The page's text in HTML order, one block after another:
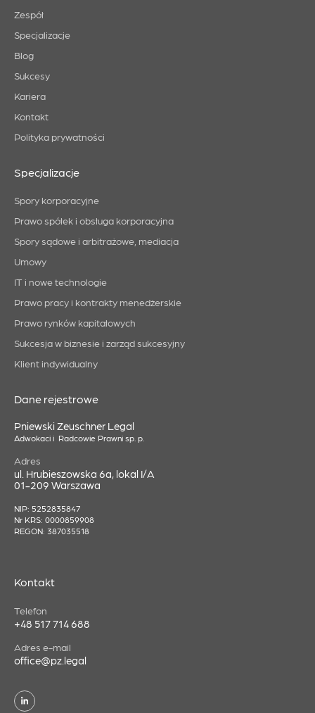
Zespół
Specjalizacje
Blog
Sukcesy
Kariera
Kontakt
Polityka prywatności
Specjalizacje
Spory korporacyjne
Prawo spółek i obsługa korporacyjna
Spory sądowe i arbitrażowe, mediacja
Umowy
IT i nowe technologie
Prawo pracy i kontrakty menedżerskie
Prawo rynków kapitałowych
Sukcesja w biznesie i zarząd sukcesyjny
Klient indywidualny
Dane rejestrowe
Pniewski Zeuschner Legal
Adwokaci i Radcowie Prawni sp. p.
Adres
ul. Hrubieszowska 6a, lokal I/A
01-209 Warszawa
NIP: 5252835847
Nr KRS: 0000859908
REGON: 387035518
Kontakt
Telefon
+48 517 714 688
Adres e-mail
office@pz.legal